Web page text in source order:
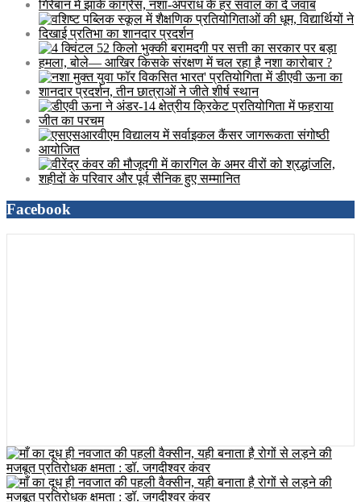
Facebook